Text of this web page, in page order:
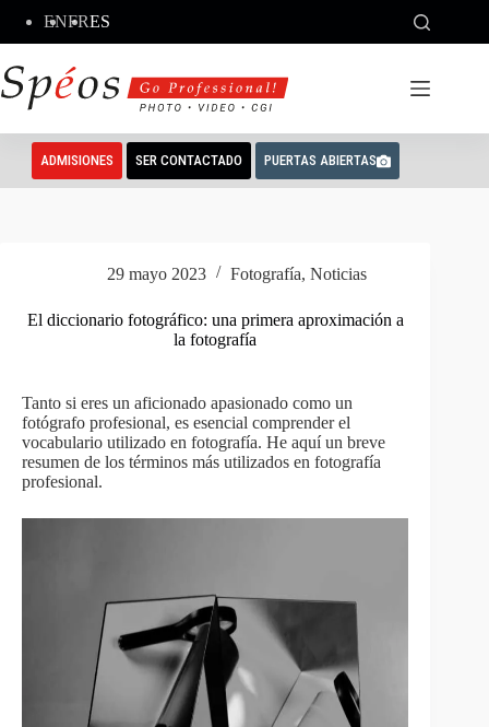
contenido
ENFRES
ADMISIONES SER CONTACTADO PUERTAS ABIERTAS
29 mayo 2023 Fotografía,Noticias
El diccionario fotográfico: una primera aproximación a
la fotografía
Tanto si eres un aficionado apasionado como un
fotógrafo profesional, es esencial comprender el
vocabulario utilizado en fotografía. He aquí un breve
resumen de los términos más utilizados en fotografía
profesional.